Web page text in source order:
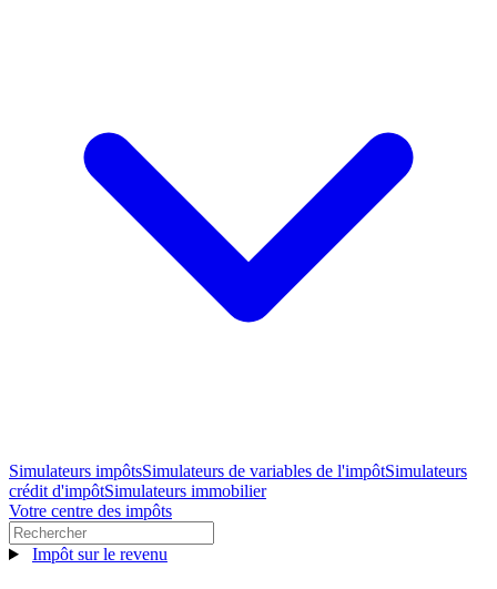
Simulateurs impôtsSimulateurs de variables de l'impôtSimulateurs
crédit d'impôtSimulateurs immobilier
Votre centre des impôts
Impôt sur le revenu